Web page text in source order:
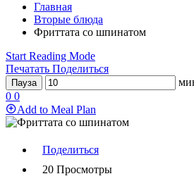
Главная
Вторые блюда
Фриттата со шпинатом
Start Reading Mode
Печатать Поделиться
Пауза
0 0
Add to Meal Plan
Поделиться
20 Просмотры